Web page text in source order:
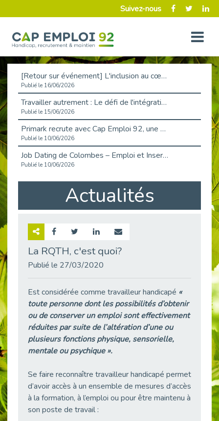
Suivez-nous
[Retour sur événement] L'inclusion au cœur de la Place de l'Emploi à La Défense !
Publié le 16/06/2026
Travailler autrement : Le défi de l'intégration des maladies chroniques en entreprise
Publié le 15/06/2026
Primark recrute avec Cap Emploi 92, une matinée couronnée de succès !
Publié le 10/06/2026
Job Dating de Colombes – Emploi et Insertion
Publié le 10/06/2026
Aborder l'entretien et la situation de handicap en toute confiance
Publié le 09/06/2026
Retour sur l’atelier « Optimiser sa recherche d’emploi »
« Confiance en soi et acceptation du handicap » : un levier puissant vers l’emploi
Publié le 22/05/2026
Handicap et emploi : une matinée pour briser les tabous
Publié le 21/05/2026
Publié le 18/05/2026
Fibromyalgie : Quand la douleur invisible s’invite au bureau
Actualités
La RQTH, c'est quoi?
Publié le 27/03/2020
Est considérée comme travailleur handicapé «
toute personne dont les possibilités d’obtenir
ou de conserver un emploi sont effectivement
réduites par suite de l’altération d’une ou
plusieurs fonctions physique, sensorielle,
mentale ou psychique ».
Se faire reconnaître travailleur handicapé permet
d’avoir accès à un ensemble de mesures d’accès
à la formation, à l’emploi ou pour être maintenu à
son poste de travail :